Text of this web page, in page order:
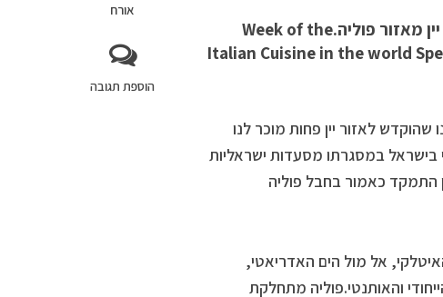
אורח
הוספת תגובה
צימוקים מתארח – שבוע המטבח האיטלקי בישראל – טעימות יין מאזור פוליה.Week of the
Italian Cuisine in the world
לאזור יין פחות מוכר לנו
בישראל במסגרתו מסעדות ישראליות
התמקד כאמור בחבל פוליה
אל מול הים האדריאטי,
והאותנטי.פוליה מתחלקת